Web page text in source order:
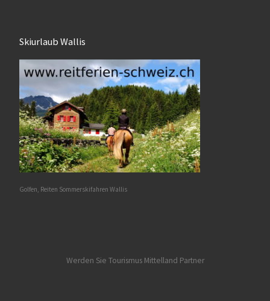
Skiurlaub Wallis
Golfen, Reiten Sommerskifahren Wallis
Werden Sie Tourismus Mittelland Partner